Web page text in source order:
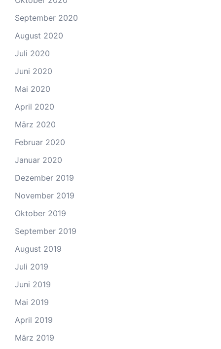
September 2020
August 2020
Juli 2020
Juni 2020
Mai 2020
April 2020
März 2020
Februar 2020
Januar 2020
Dezember 2019
November 2019
Oktober 2019
September 2019
August 2019
Juli 2019
Juni 2019
Mai 2019
April 2019
März 2019